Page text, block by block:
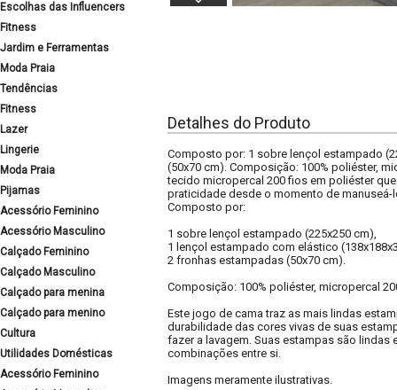
Escolhas das Influencers
Fitness
Jardim e Ferramentas
Moda Praia
Tendências
Fitness
Lazer
Lingerie
Moda Praia
Pijamas
Acessório Feminino
Acessório Masculino
Calçado Feminino
Calçado Masculino
Calçado para menina
Calçado para menino
Cultura
Utilidades Domésticas
Acessório Feminino
Detalhes do Produto
Composto por: 1 sobre lençol estampado
(50x70 cm). Composição: 100% poliéster,
tecido micropercal 200 fios em poliéster
praticidade desde o momento de manuseá-
Composto por:
1 sobre lençol estampado (225x250 cm),
1 lençol estampado com elástico
2 fronhas estampadas (50x70 cm).
Composição: 100% poliéster, micropercal
Este jogo de cama traz as mais lindas
durabilidade das cores vivas de suas
fazer a lavagem. Suas estampas são
combinações entre si.
Imagens meramente ilustrativas.